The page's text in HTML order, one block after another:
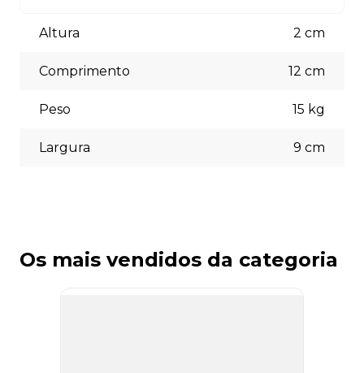
(5% off) cartões de crédito, boleto bancário. Você pode
escolher a opção que melhor se adapte às suas
Altura 2 cm
Comprimento 12 cm
Peso 15 kg
Largura 9 cm
Os mais vendidos da categoria